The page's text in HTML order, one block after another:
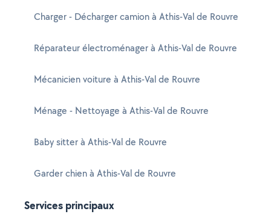
Charger - Décharger camion à Athis-Val de Rouvre
Réparateur électroménager à Athis-Val de Rouvre
Mécanicien voiture à Athis-Val de Rouvre
Ménage - Nettoyage à Athis-Val de Rouvre
Baby sitter à Athis-Val de Rouvre
Garder chien à Athis-Val de Rouvre
Services principaux